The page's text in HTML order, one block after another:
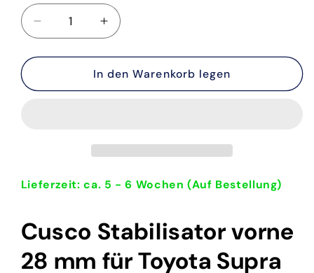
Verringere
die
Menge
Cusco
Supra
2019-
heute
Erhöhe
die
Menge
für
Cusco
Supra
2019-
heute
In den Warenkorb legen
Lieferzeit: ca. 5 - 6 Wochen (Auf Bestellung)
Cusco Stabilisator vorne
28 mm für Toyota Supra